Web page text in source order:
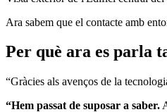
Ara sabem que el contacte amb
Per què ara es parla
“Gràcies als avenços de la
“Hem passat de suposar a saber.